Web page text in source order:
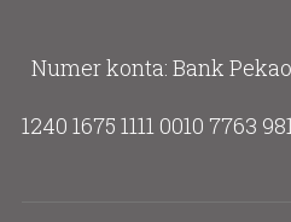
Numer konta: Bank Pekao
1240 1675 1111 0010 7763